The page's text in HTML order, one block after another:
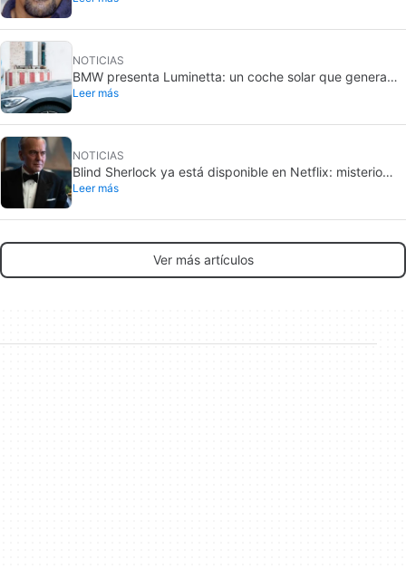
NOTICIAS
BMW presenta Luminetta: un coche solar que genera
más energía de la que consume
Leer más
NOTICIAS
Blind Sherlock ya está disponible en Netflix: misterio
policíaco con un protagonista ciego
Leer más
Ver más artículos